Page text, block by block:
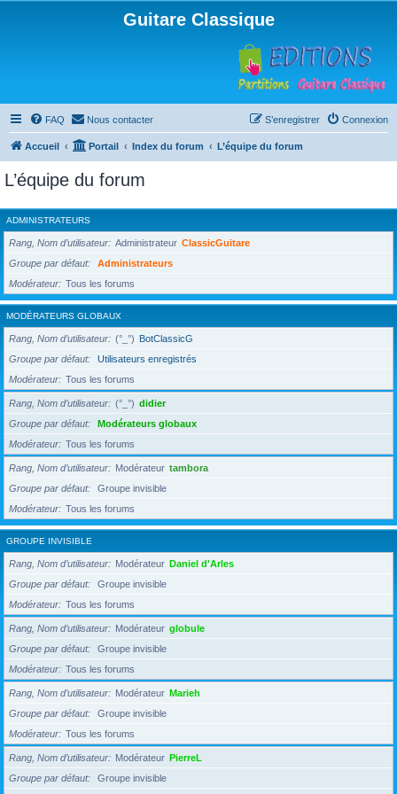
Guitare Classique
FAQ Nous contacter Connexion
S’enregistrer
Accueil Portail Index du forum L’équipe du forum
L’équipe du forum
ADMINISTRATEURS
Rang, Nom d’utilisateur Administrateur ClassicGuitare
Groupe par défaut
Administrateurs
Modérateur
Tous les forums
MODÉRATEURS GLOBAUX
Rang, Nom d’utilisateur (°_°) BotClassicG
Groupe par défaut
Utilisateurs enregistrés
Modérateur
Tous les forums
Rang, Nom d’utilisateur (°_°) didier
Groupe par défaut
Modérateurs globaux
Modérateur
Tous les forums
Rang, Nom d’utilisateur Modérateur tambora
Groupe par défaut
Groupe invisible
Modérateur
Tous les forums
GROUPE INVISIBLE
Rang, Nom d’utilisateur Modérateur Daniel d'Arles
Groupe par défaut
Groupe invisible
Modérateur
Tous les forums
Rang, Nom d’utilisateur Modérateur globule
Groupe par défaut
Groupe invisible
Modérateur
Tous les forums
Rang, Nom d’utilisateur Modérateur Marieh
Groupe par défaut
Groupe invisible
Modérateur
Tous les forums
Rang, Nom d’utilisateur Modérateur PierreL
Groupe par défaut
Groupe invisible